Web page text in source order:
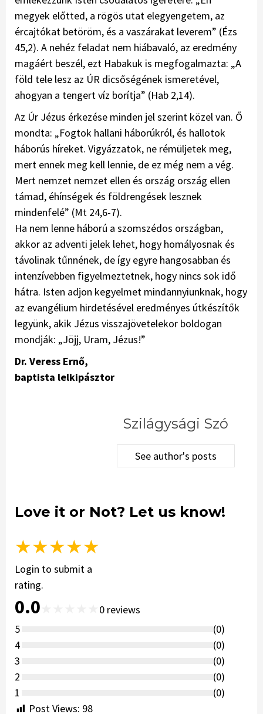
megyek előtted, a rögös utat elegyengetem, az
ércajtókat betöröm, és a vaszárakat leverem” (Ézs
45,2). A nehéz feladat nem hiábavaló, az eredmény
magáért beszél, ezt Habakuk is megfogalmazta: „A
föld tele lesz az ÚR dicsőségének ismeretével,
ahogyan a tengert víz borítja” (Hab 2,14).
Az Úr Jézus érkezése minden jel szerint közel van. Ő
mondta: „Fogtok hallani háborúkról, és hallotok
háborús híreket. Vigyázzatok, ne rémüljetek meg,
mert ennek meg kell lennie, de ez még nem a vég.
Mert nemzet nemzet ellen és ország ország ellen
támad, éhínségek és földrengések lesznek
mindenfelé” (Mt 24,6-7).
Ha nem lenne háború a szomszédos országban,
akkor az adventi jelek lehet, hogy homályosnak és
távolinak tűnnének, de így egyre hangosabban és
intenzívebben figyelmeztetnek, hogy nincs sok idő
hátra. Isten adjon kegyelmet mindannyiunknak, hogy
az evangélium hirdetésével eredményes útkészítők
legyünk, akik Jézus visszajövetelekor boldogan
mondják: „Jöjj, Uram, Jézus!”
Dr. Veress Ernő,
baptista lelkipásztor
Szilágysági Szó
See author's posts
Love it or Not? Let us know!
★★★★★
Login to submit a
rating.
0.0 0 reviews
5
(0)
4
(0)
3
(0)
2
(0)
1
(0)
Post Views: 98